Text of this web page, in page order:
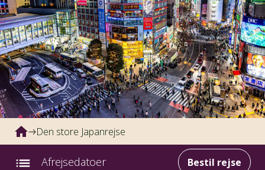
Den store Japanrejse
Afrejsedatoer Bestil rejse